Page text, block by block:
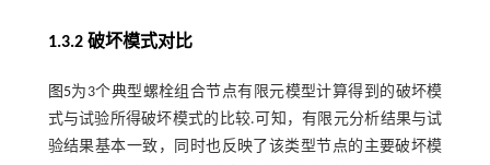
1.3.2 破坏模式对比
图5为3个典型螺栓组合节点有限元模型计算得到的破坏模
式与试验所得破坏模式的比较.可知，有限元分析结果与试
验结果基本一致，同时也反映了该类型节点的主要破坏模